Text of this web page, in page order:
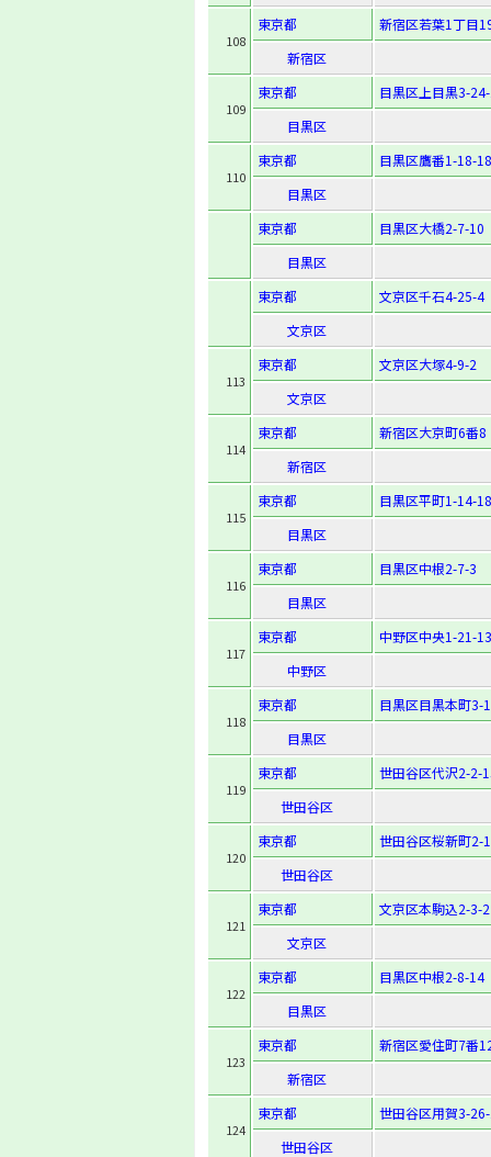
108
東京都
新宿区若葉1丁目
新宿区
109
東京都
目黒区上目黒3-
目黒区
110
東京都
目黒区鷹番1-18-18
目黒区
東京都
目黒区大橋2-7-10
目黒区
東京都
文京区千石4-25-4
文京区
113
東京都
文京区大塚4-9-2
文京区
114
東京都
新宿区大京町6番8
新宿区
115
東京都
目黒区平町1-14-18
目黒区
116
東京都
目黒区中根2-7-3
目黒区
117
東京都
中野区中央1-21-13
中野区
118
東京都
目黒区目黒本町3-
目黒区
119
東京都
世田谷区代沢2-2-
世田谷区
120
東京都
世田谷区桜新町2-
世田谷区
121
東京都
文京区本駒込2-3-2
文京区
122
東京都
目黒区中根2-8-14
目黒区
123
東京都
新宿区愛住町7番
新宿区
124
東京都
世田谷区用賀3-
世田谷区